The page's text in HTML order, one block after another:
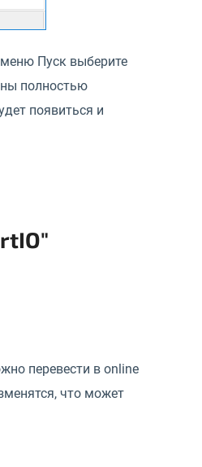
меню Пуск выберите
полностью
появиться и
перевести в online
что может